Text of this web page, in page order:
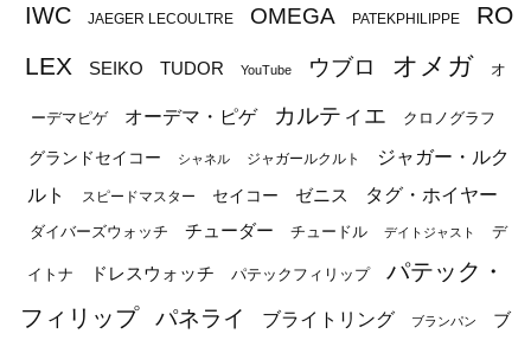
IWC JAEGER LECOULTRE OMEGA PATEKPHILIPPE
RO
LEX
SEIKO TUDOR YouTube ウブロ オメガ オ
ーデマピゲ オーデマ・ピゲ カルティエ クロノグラフ
グランドセイコー シャネル ジャガールクルト
ジャガー・ルク
ルト
スピードマスター セイコー ゼニス タグ・ホイヤー
ダイバーズウォッチ チューダー チュードル デイトジャスト デ
イトナ ドレスウォッチ パテックフィリップ
パテック・
フィリップ
パネライ ブライトリング ブランパン ブ